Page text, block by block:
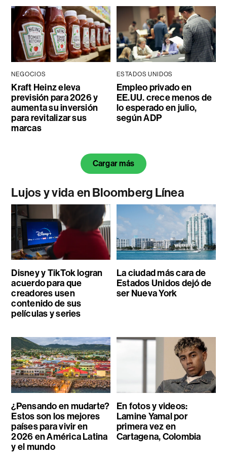
NEGOCIOS
Kraft Heinz eleva
previsión para 2026 y
aumenta su inversión
para revitalizar sus
marcas
ESTADOS UNIDOS
Empleo privado en
EE.UU. crece menos de
lo esperado en julio,
según ADP
Cargar más
Lujos y vida en Bloomberg Línea
Disney y TikTok logran
acuerdo para que
creadores usen
contenido de sus
películas y series
La ciudad más cara de
Estados Unidos dejó de
ser Nueva York
¿Pensando en mudarte?
Estos son los mejores
países para vivir en
2026 en América Latina
y el mundo
En fotos y videos:
Lamine Yamal por
primera vez en
Cartagena, Colombia